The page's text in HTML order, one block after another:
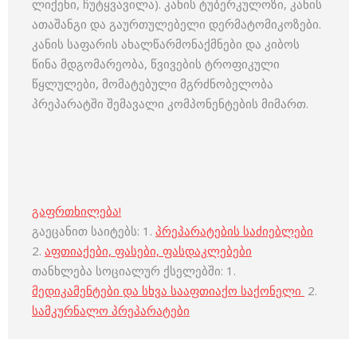
ლიქენი, ჩუტყვავილა). კანის ტუბერკულოზი, კანის
ათაშანგი და გაურთულებელი დერმატომიკოზები.
კანის საფარის ახალწარმონაქმნები და კიბოს
წინა მდგომარეობა, წვივების ტროფიკული
წყლულები, მომატებული მგრძნობელობა
პრეპარატში შემავალი კომპონენტების მიმართ.
გაფრთხილება!
გაეცანით საიტებს: 1. პრეპარატების საძიებლები
2. აფთიაქები, ფასები, ფასდაკლებები
თანხლება სოციალურ ქსელებში: 1.
მედიკამენტები და სხვა სააფთიაქო საქონელი 2.
სამკურნალო პრეპარატები